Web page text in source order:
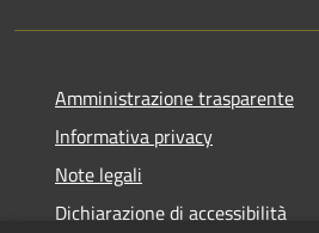
Amministrazione trasparente
Informativa privacy
Note legali
Dichiarazione di accessibilità